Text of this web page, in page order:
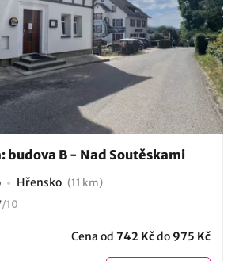
budova B - Nad Soutěskami
Hřensko (11 km)
/10
Cena od 742 Kčdo 975 Kč